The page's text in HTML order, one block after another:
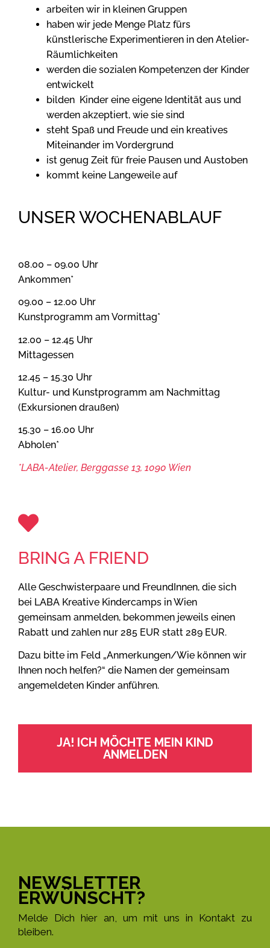
arbeiten wir in kleinen Gruppen
haben wir jede Menge Platz fürs
künstlerische Experimentieren in den Atelier-
Räumlichkeiten
werden die sozialen Kompetenzen der Kinder
entwickelt
bilden Kinder eine eigene Identität aus und
werden akzeptiert, wie sie sind
steht Spaß und Freude und ein kreatives
Miteinander im Vordergrund
ist genug Zeit für freie Pausen und Austoben
kommt keine Langeweile auf
UNSER WOCHENABLAUF
08.00 – 09.00 Uhr
Ankommen*
09.00 – 12.00 Uhr
Kunstprogramm am Vormittag*
12.00 – 12.45 Uhr
Mittagessen
12.45 – 15.30 Uhr
Kultur- und Kunstprogramm am Nachmittag
(Exkursionen draußen)
15.30 – 16.00 Uhr
Abholen*
*LABA-Atelier, Berggasse 13, 1090 Wien
BRING A FRIEND
Alle Geschwisterpaare und FreundInnen, die sich
bei LABA Kreative Kindercamps in Wien
gemeinsam anmelden, bekommen jeweils einen
Rabatt und zahlen nur 285 EUR statt 289 EUR.
Dazu bitte im Feld „Anmerkungen/Wie können wir
Ihnen noch helfen?“ die Namen der gemeinsam
angemeldeten Kinder anführen.
JA! ICH MÖCHTE MEIN KIND
ANMELDEN
NEWSLETTER
ERWÜNSCHT?
Melde Dich hier an, um mit uns in Kontakt zu
bleiben.